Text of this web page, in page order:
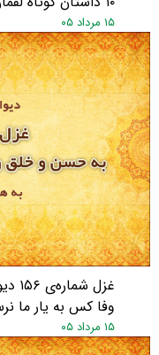
۱۵ مرداد ۰۵
وفا کس به یار ما
۱۵ مرداد ۰۵